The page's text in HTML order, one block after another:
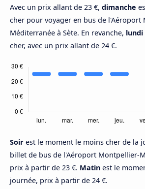
Avec un prix allant de 23 €, dimanche
cher pour voyager en bus de l'Aéroport
Méditerranée à Sète. En revanche, lundi
cher, avec un prix allant de 24 €.
Soir est le moment le moins cher de la
billet de bus de l'Aéroport Montpellier-
prix à partir de 23 €. Matin est le
journée, prix à partir de 24 €.